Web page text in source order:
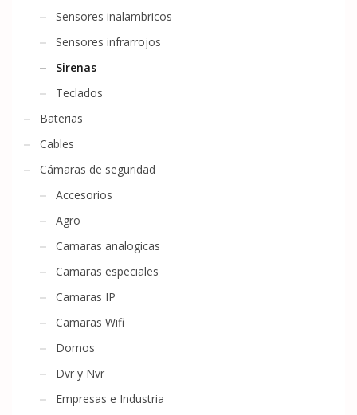
Sensores inalambricos
Sensores infrarrojos
Sirenas
Teclados
Baterias
Cables
Cámaras de seguridad
Accesorios
Agro
Camaras analogicas
Camaras especiales
Camaras IP
Camaras Wifi
Domos
Dvr y Nvr
Empresas e Industria